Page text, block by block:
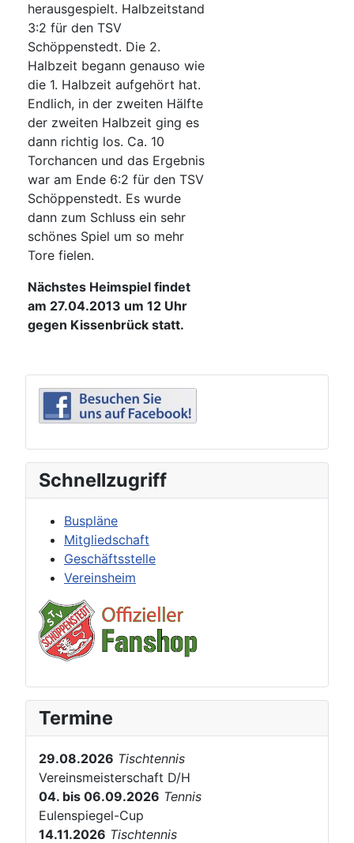
herausgespielt. Halbzeitstand
3:2 für den TSV
Schöppenstedt. Die 2.
Halbzeit begann genauso wie
die 1. Halbzeit aufgehört hat.
Endlich, in der zweiten Hälfte
der zweiten Halbzeit ging es
dann richtig los. Ca. 10
Torchancen und das Ergebnis
war am Ende 6:2 für den TSV
Schöppenstedt. Es wurde
dann zum Schluss ein sehr
schönes Spiel um so mehr
Tore fielen.
Nächstes Heimspiel findet
am 27.04.2013 um 12 Uhr
gegen Kissenbrück statt.
Schnellzugriff
Buspläne
Mitgliedschaft
Geschäftsstelle
Vereinsheim
Termine
29.08.2026 Tischtennis
Vereinsmeisterschaft D/H
04. bis 06.09.2026 Tennis
Eulenspiegel-Cup
14.11.2026 Tischtennis